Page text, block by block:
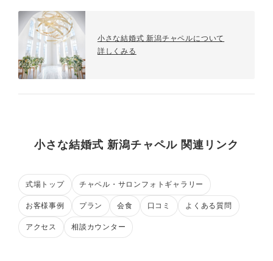
小さな結婚式 新潟チャペルについて
詳しくみる
小さな結婚式 新潟チャペル 関連リンク
式場トップ チャペル・サロンフォトギャラリー
お客様事例 プラン 会食 口コミ よくある質問
アクセス 相談カウンター